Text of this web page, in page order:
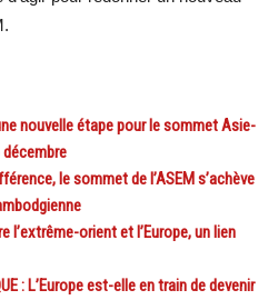
nouvelle étape pour le sommet Asie-
décembre
le sommet de l’ASEM s’achève
l’extrême-orient et l’Europe, un lien
: L’Europe est-elle en train de devenir